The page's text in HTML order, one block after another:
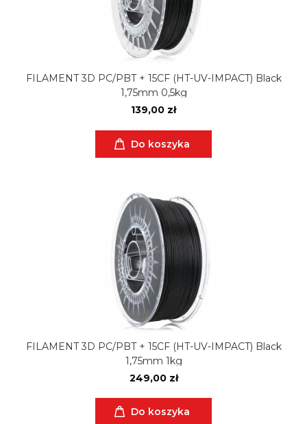
FILAMENT 3D PC/PBT + 15CF (HT-UV-IMPACT) Black
1,75mm 0,5kg
139,00 zł
Do koszyka
FILAMENT 3D PC/PBT + 15CF (HT-UV-IMPACT) Black
1,75mm 1kg
249,00 zł
Do koszyka